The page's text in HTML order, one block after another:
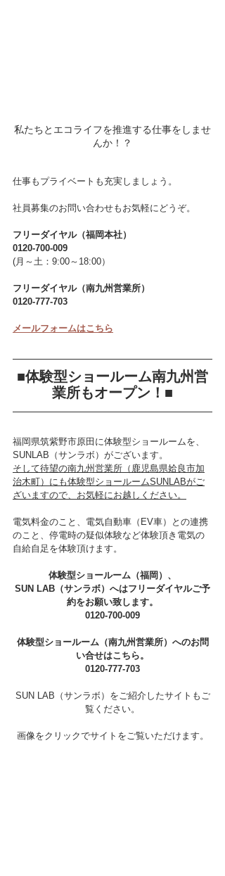
私たちとエコライフを推進する仕事をしませ
んか！？
仕事もプライベートも充実しましょう。
社員募集のお問い合わせもお気軽にどうぞ。
フリーダイヤル（福岡本社）
0120-700-009
(月～土：9:00～18:00）
フリーダイヤル（南九州営業所）
0120-777-703
メールフォームはこちら
■体験型ショールーム南九州営
業所もオープン！■
福岡県筑紫野市原田に体験型ショールームを、
SUNLAB（サンラボ）がございます。
そして待望の南九州営業所（鹿児島県姶良市加
治木町）にも体験型ショールームSUNLABがご
ざいますので、お気軽にお越しください。
電気料金のこと、電気自動車（EV車）との連携
のこと、停電時の疑似体験など体験頂き電気の
自給自足を体験頂けます。
体験型ショールーム（福岡）、
SUN LAB（サンラボ）へはフリーダイヤルご予
約をお願い致します。
0120-700-009
体験型ショールーム（南九州営業所）へのお問
い合せはこちら。
0120-777-703
SUN LAB（サンラボ）をご紹介したサイトもご
覧ください。
画像をクリックでサイトをご覧いただけます。